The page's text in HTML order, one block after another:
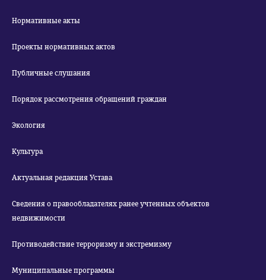
Нормативные акты
Проекты нормативных актов
Публичные слушания
Порядок рассмотрения обращений граждан
Экология
Культура
Актуальная редакция Устава
Сведения о правообладателях ранее учтенных объектов
недвижимости
Противодействие терроризму и экстремизму
Муниципальные программы